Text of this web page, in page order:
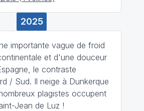
2025
importante vague de froid
et d'une douceur
le contraste
/ Sud. Il neige à Dunkerque
plagistes occupent
Jean de Luz !